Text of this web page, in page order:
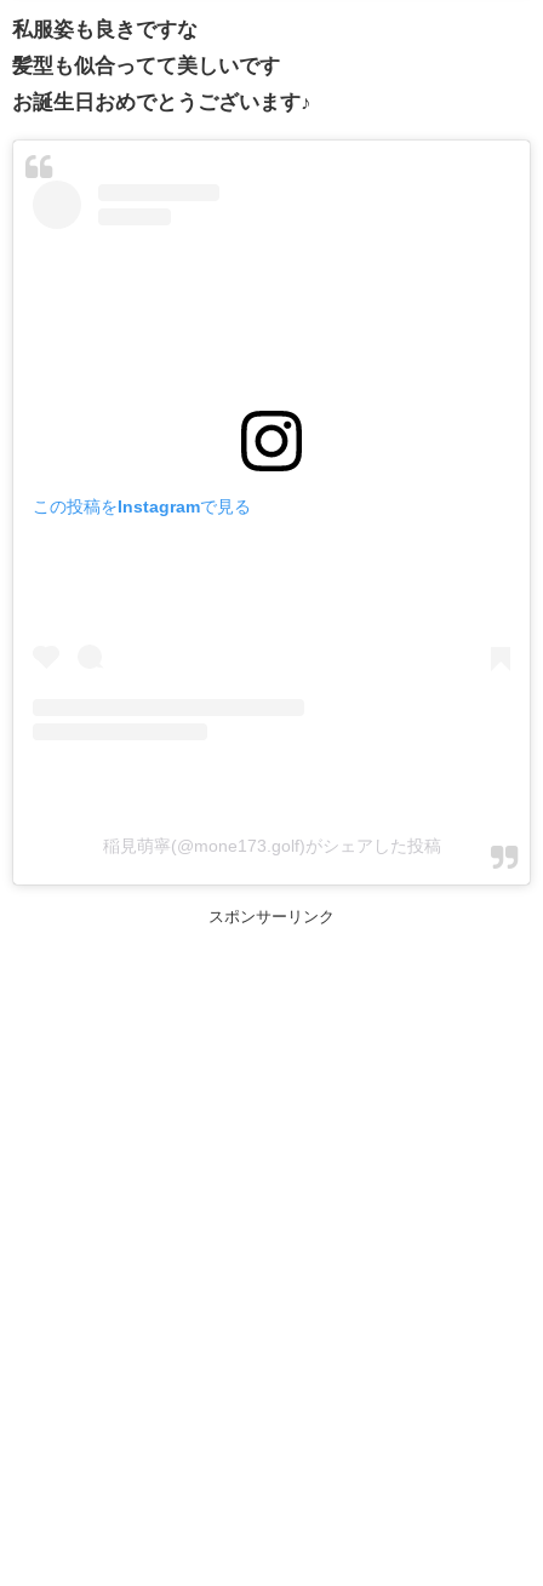
私服姿も良きですな
髪型も似合ってて美しいです
お誕生日おめでとうございます♪
この投稿をInstagramで見る
稲見萌寧(@mone173.golf)がシェアした投稿
スポンサーリンク